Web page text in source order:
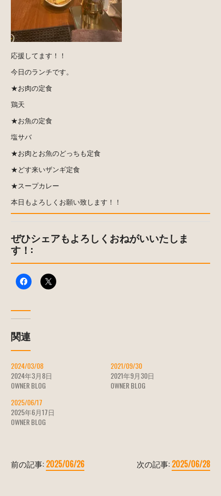
応援してます！！
今日のランチです。
★お肉の定食
鶏天
★お魚の定食
塩サバ
★お肉とお魚のどっちも定食
★どす来いザンギ定食
★スープカレー
本日もよろしくお願い致します！！
ぜひシェアもよろしくおねがいいたしま
す！:
関連
2024/03/08
2024年3月8日
OWNER BLOG
2021/09/30
2021年9月30日
OWNER BLOG
2025/06/17
2025年6月17日
OWNER BLOG
前の記事: 2025/06/26 次の記事: 2025/06/28